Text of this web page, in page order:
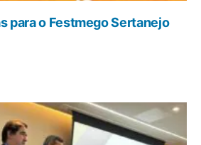
para o Festmego Sertanejo